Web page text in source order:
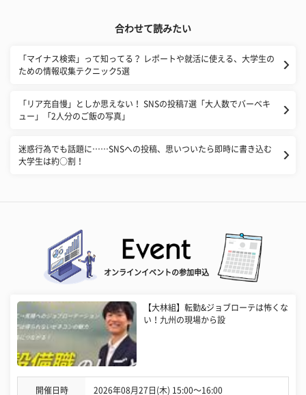
合わせて読みたい
「マイナス検索」って知ってる？ レポートや就活に使える、大学生の
ための情報収集テクニック5選
「リア充自慢」としか思えない！ SNSの投稿7選「大人数でバーベキ
ュー」「2人分のご飯の写真」
迷惑行為でも話題に……SNSへの投稿、思いついたら即時に書き込む
大学生は約○割！
オンラインイベントの参加申込
【大林組】転勤&ジョブローテは怖くな
い！九州の現場から設
開催日時 2026年08月27日(木) 15:00〜16:00